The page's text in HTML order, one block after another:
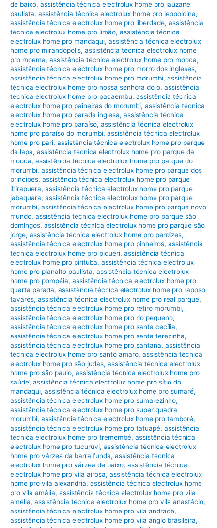
de baixo,assistência técnica electrolux home pro lauzane
paulista,assistência técnica electrolux home pro leopoldina,
assistência técnica electrolux home pro liberdade,assistência
técnica electrolux home pro limão,assistência técnica
electrolux home pro mandaqui,assistência técnica electrolux
home pro mirandópolis,assistência técnica electrolux home
pro moema,assistência técnica electrolux home pro mooca,
assistência técnica electrolux home pro morro dos ingleses,
assistência técnica electrolux home pro morumbi,assistência
técnica electrolux home pro nossa senhora do o,assistência
técnica electrolux home pro pacaembu,assistência técnica
electrolux home pro paineiras do morumbi,assistência técnica
electrolux home pro parada inglesa,assistência técnica
electrolux home pro paraíso,assistência técnica electrolux
home pro paraíso do morumbi,assistência técnica electrolux
home pro pari,assistência técnica electrolux home pro parque
da lapa,assistência técnica electrolux home pro parque da
mooca,assistência técnica electrolux home pro parque do
morumbi,assistência técnica electrolux home pro parque dos
principes,assistência técnica electrolux home pro parque
ibirapuera,assistência técnica electrolux home pro parque
jabaquara,assistência técnica electrolux home pro parque
morumbi,assistência técnica electrolux home pro parque novo
mundo,assistência técnica electrolux home pro parque são
domingos,assistência técnica electrolux home pro parque são
jorge,assistência técnica electrolux home pro perdizes,
assistência técnica electrolux home pro pinheiros,assistência
técnica electrolux home pro piqueri,assistência técnica
electrolux home pro pirituba,assistência técnica electrolux
home pro planalto paulista,assistência técnica electrolux
home pro pompéia,assistência técnica electrolux home pro
quarta parada,assistência técnica electrolux home pro raposo
tavares,assistência técnica electrolux home pro real parque,
assistência técnica electrolux home pro retiro morumbi,
assistência técnica electrolux home pro rio pequeno,
assistência técnica electrolux home pro santa cecília,
assistência técnica electrolux home pro santa terezinha,
assistência técnica electrolux home pro santana,assistência
técnica electrolux home pro santo amaro,assistência técnica
electrolux home pro são judas,assistência técnica electrolux
home pro são paulo,assistência técnica electrolux home pro
saúde,assistência técnica electrolux home pro sítio do
mandaqui,assistência técnica electrolux home pro sumaré,
assistência técnica electrolux home pro sumarezinho,
assistência técnica electrolux home pro super quadra
morumbi,assistência técnica electrolux home pro tamboré,
assistência técnica electrolux home pro tatuapé,assistência
técnica electrolux home pro tremembé,assistência técnica
electrolux home pro tucuruvi,assistência técnica electrolux
home pro várzea da barra funda,assistência técnica
electrolux home pro várzea de baixo,assistência técnica
electrolux home pro vila airosa,assistência técnica electrolux
home pro vila alexandria,assistência técnica electrolux home
pro vila amália,assistência técnica electrolux home pro vila
amélia,assistência técnica electrolux home pro vila anastácio,
assistência técnica electrolux home pro vila andrade,
assistência técnica electrolux home pro vila anglo brasileira,